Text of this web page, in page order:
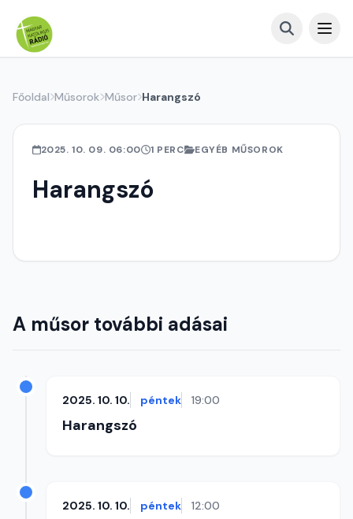
Főoldal Műsorok Műsor Harangszó
2025. 10. 09. 06:00 1 PERC EGYÉB MŰSOROK
Harangszó
A műsor további adásai
2025. 10. 10. péntek 19:00
Harangszó
2025. 10. 10. péntek 12:00